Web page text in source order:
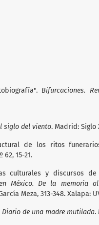
Bifurcaciones.
siglo del viento. Madrid: Siglo
de los ritos
62, 15-21.
culturales y discursos
México. De la memoria
Meza, 313-348. Xalapa:
Diario de una madre mutilada.